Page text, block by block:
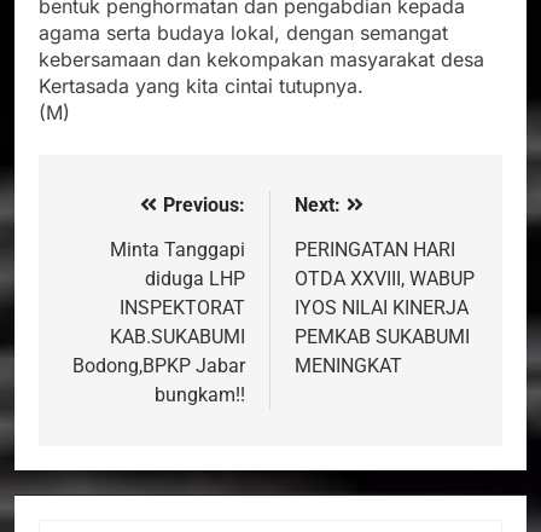
bentuk penghormatan dan pengabdian kepada
agama serta budaya lokal, dengan semangat
kebersamaan dan kekompakan masyarakat desa
Kertasada yang kita cintai tutupnya.
(M)
NavigasiPrevious:
Minta Tanggapi
diduga LHP
INSPEKTORAT
KAB.SUKABUMI
Bodong,BPKP Jabar
bungkam!!
Next:
PERINGATAN HARI
OTDA XXVIII, WABUP
IYOS NILAI KINERJA
PEMKAB SUKABUMI
MENINGKAT